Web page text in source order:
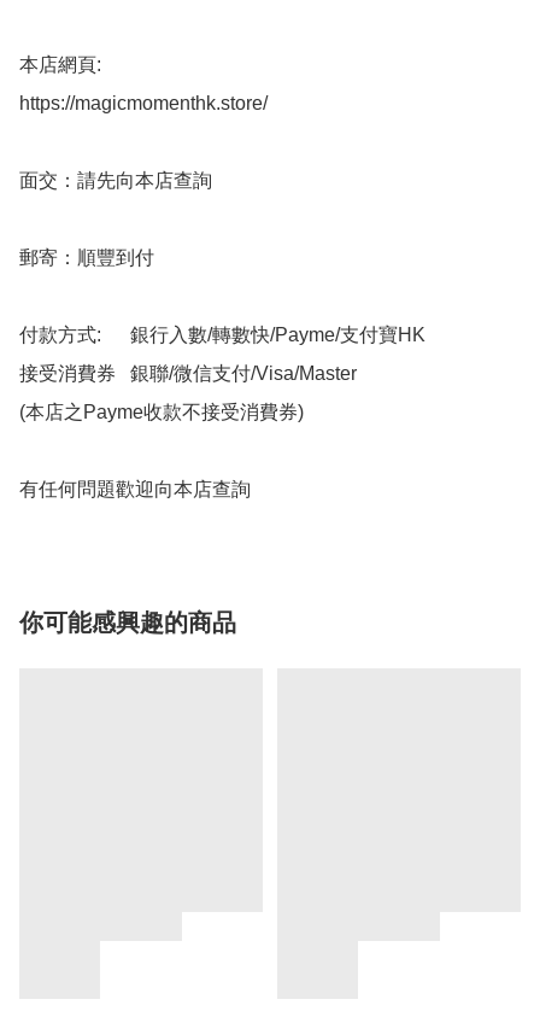
本店網頁:
https://magicmomenthk.store/
面交：請先向本店查詢
郵寄：順豐到付
付款方式:      銀行入數/轉數快/Payme/支付寶HK
接受消費券   銀聯/微信支付/Visa/Master
(本店之Payme收款不接受消費券)
有任何問題歡迎向本店查詢
你可能感興趣的商品